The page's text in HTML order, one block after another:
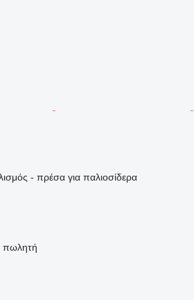
- πρέσα για παλιοσίδερα
πωλητή